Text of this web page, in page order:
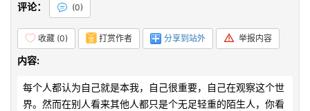
评论： (0)
收藏 (0) 打赏作者 分享到站外 举报内容
内容:
每个人都认为自己就是本我，自己很重要，自己在观察这个世
界。然而在别人看来其他人都只是个无足轻重的陌生人，你看